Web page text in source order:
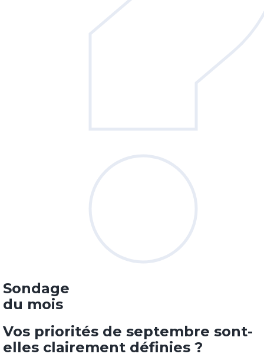
Sondage
du mois
Vos priorités de septembre sont-
elles clairement définies ?